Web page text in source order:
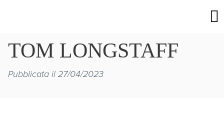
TOM LONGSTAFF
Pubblicata il 27/04/2023